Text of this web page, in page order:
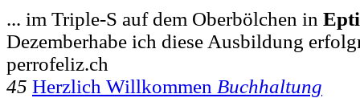
... im Triple-S auf dem Oberbölchen in
Dezemberhabe ich diese Ausbildung
perrofeliz.ch
45 Herzlich Willkommen Buchhaltung